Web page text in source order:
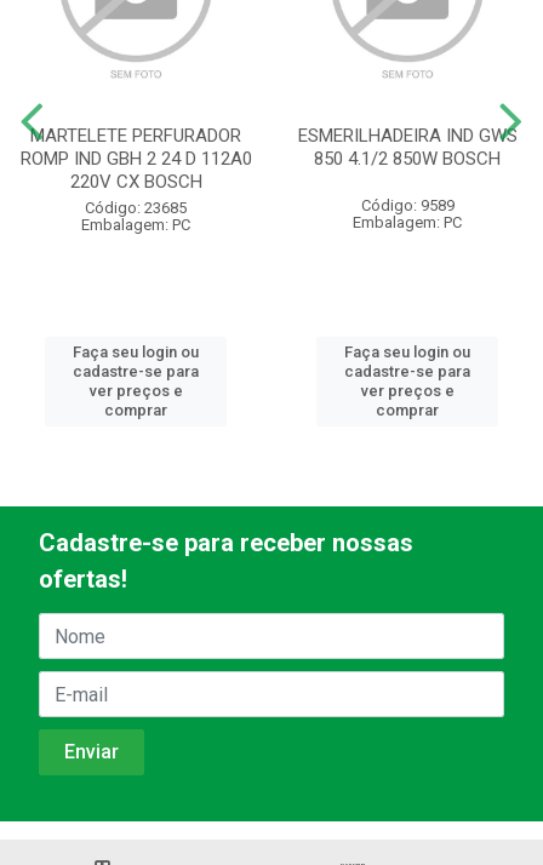
MARTELETE PERFURADOR
ROMP IND GBH 2 24 D 112A0
220V CX BOSCH
Código: 23685
Embalagem: PC
Faça seu login ou
cadastre-se para
ver preços e
comprar
ESMERILHADEIRA IND GWS
850 4.1/2 850W BOSCH
Código: 9589
Embalagem: PC
Faça seu login ou
cadastre-se para
ver preços e
comprar
Cadastre-se para receber nossas
ofertas!